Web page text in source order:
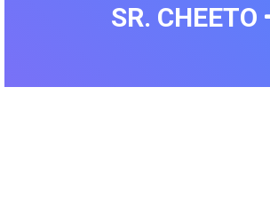
SR. CHEETO